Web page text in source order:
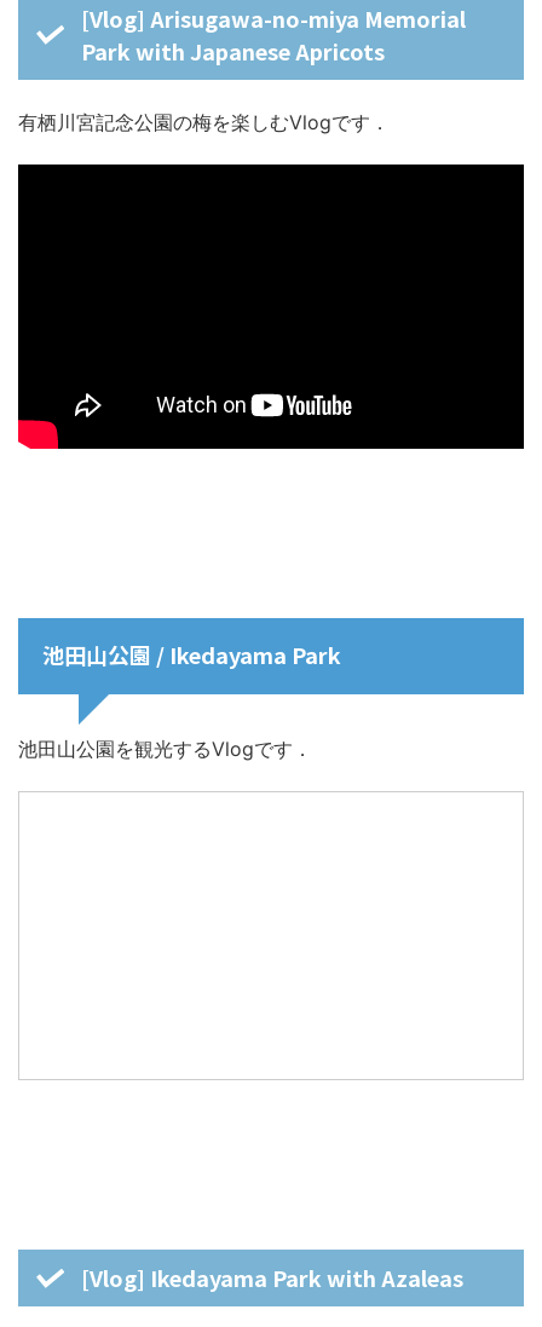
[Vlog] Arisugawa-no-miya Memorial
Park with Japanese Apricots
有栖川宮記念公園の梅を楽しむVlogです．
池田山公園 / Ikedayama Park
池田山公園を観光するVlogです．
[Vlog] Ikedayama Park with Azaleas